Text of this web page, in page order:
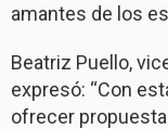
amantes de los
Beatriz Puello,
expresó: “Con
ofrecer